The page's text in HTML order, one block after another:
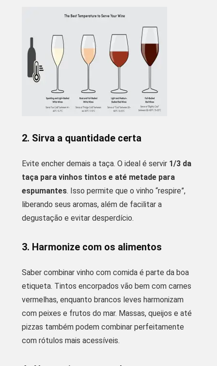
2. Sirva a quantidade certa
Evite encher demais a taça. O ideal é servir 1/3 da
taça para vinhos tintos e até metade para
espumantes. Isso permite que o vinho “respire”,
liberando seus aromas, além de facilitar a
degustação e evitar desperdício.
3. Harmonize com os alimentos
Saber combinar vinho com comida é parte da boa
etiqueta. Tintos encorpados vão bem com carnes
vermelhas, enquanto brancos leves harmonizam
com peixes e frutos do mar. Massas, queijos e até
pizzas também podem combinar perfeitamente
com rótulos mais acessíveis.